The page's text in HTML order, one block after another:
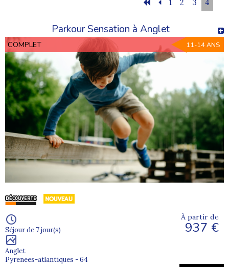
1 2 3 4
Parkour Sensation à Anglet
COMPLET 11-14 ANS
Séjour de 7 jour(s)
Anglet
Pyrenees-atlantiques - 64
À partir de
937 €